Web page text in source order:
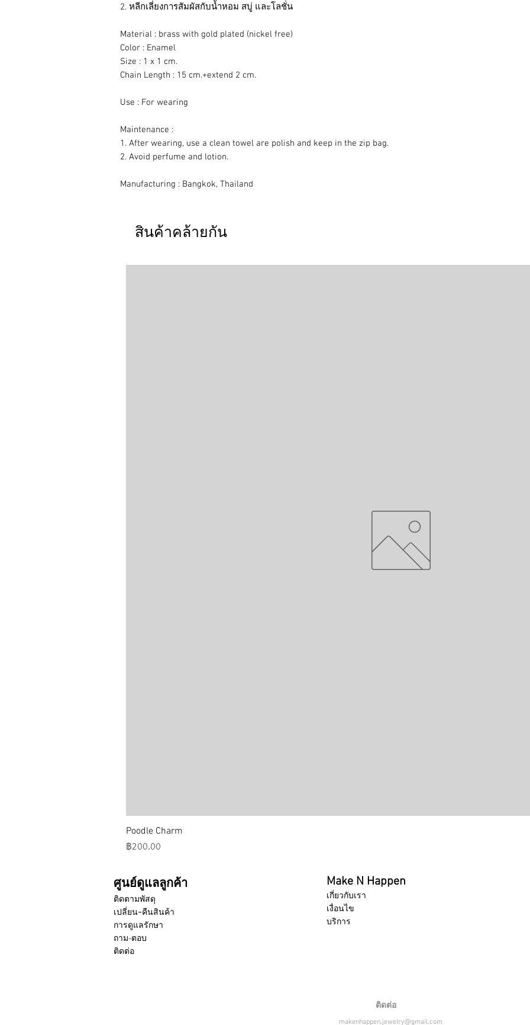
2. หลีกเลี่ยงการสัมผัสกับน้ำหอม สบู่ และโลชั่น
Material : brass with gold plated (nickel free)
Color : Enamel
Size : 1 x 1 cm.
Chain Length : 15 cm.+extend 2 cm.
Use : For wearing
Maintenance :
1. After wearing, use a clean towel are polish and keep in the zip bag.
2. Avoid perfume and lotion.
Manufacturing : Bangkok, Thailand
สินค้าคล้ายกัน
Poodle Charm
ราคา
฿200.00
ศูนย์ดูแลลูกค้า
ติดตามพัสดุ
เปลี่ยน-คืนสินค้า
การดูแลรักษา
ถาม-ตอบ
ติดต่อ
Make N Happen
เกี่ยวกับเรา
เงื่อนไข
บริการ
ติดต่อ
makenhappen.jewelry@gmail.com